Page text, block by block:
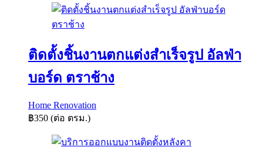
ติดตั้งชิ้นงานตกแต่งสำเร็จรูป อัลฟ่า
บอร์ด ตราช้าง
Home Renovation
฿350 (ต่อ ตรม.)